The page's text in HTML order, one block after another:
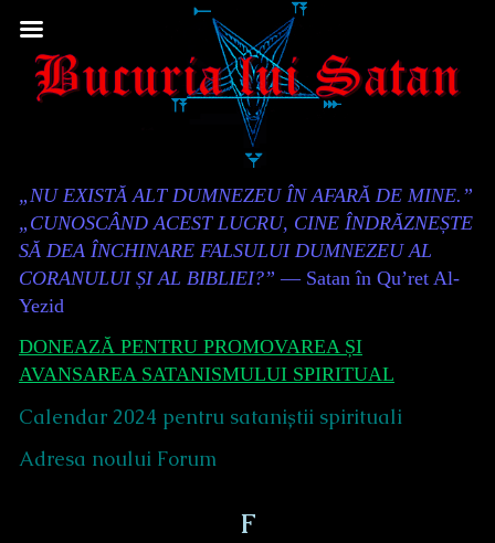
to
Content
Header
„NU EXISTĂ ALT DUMNEZEU ÎN AFARĂ DE MINE.”
„CUNOSCÂND ACEST LUCRU, CINE ÎNDRĂZNEȘTE
SĂ DEA ÎNCHINARE FALSULUI DUMNEZEU AL
CORANULUI ȘI AL BIBLIEI?” — Satan în Qu’ret Al-
Yezid
DONEAZĂ PENTRU PROMOVAREA ȘI
AVANSAREA SATANISMULUI SPIRITUAL
Calendar 2024 pentru sataniștii spirituali
Adresa noului Forum
Ϝ